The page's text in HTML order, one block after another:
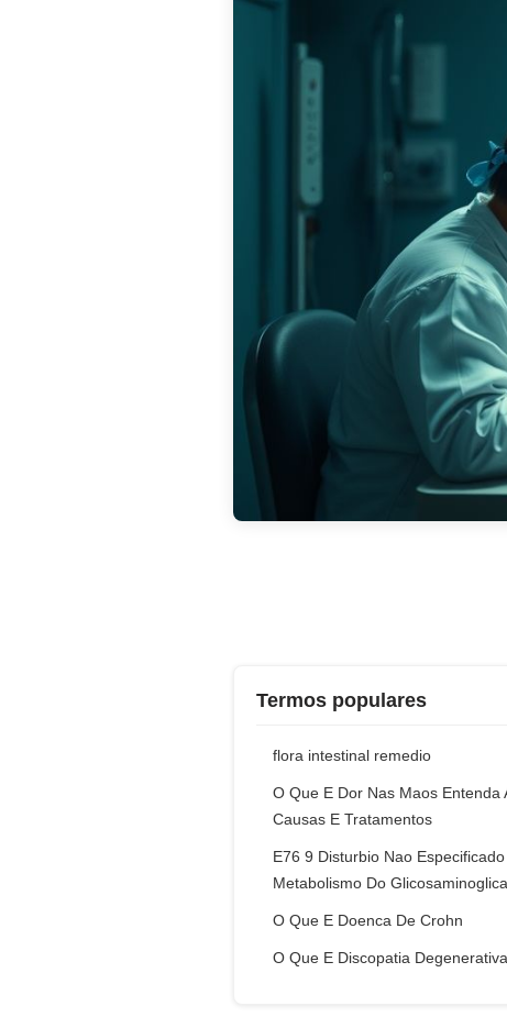
Termos populares
flora intestinal remedio
O Que E Dor Nas Maos Entenda
Causas E Tratamentos
E76 9 Disturbio Nao
Metabolismo Do
O Que E Doenca De Crohn
O Que E Discopatia Degenerativa